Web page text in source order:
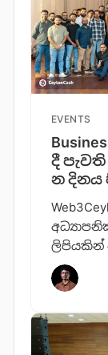
EVENTS
දී පැවති
න දිනය
ලිපියකින්